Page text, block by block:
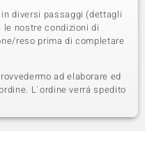
diversi passaggi (dettagli
nostre condizioni di
reso prima di completare
ad elaborare ed
L´ordine verrá spedito